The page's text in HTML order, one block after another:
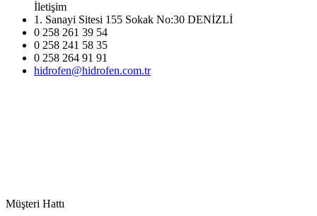
İletişim
1. Sanayi Sitesi 155 Sokak No:30 DENİZLİ
0 258 261 39 54
0 258 241 58 35
0 258 264 91 91
hidrofen@hidrofen.com.tr
Müşteri Hattı